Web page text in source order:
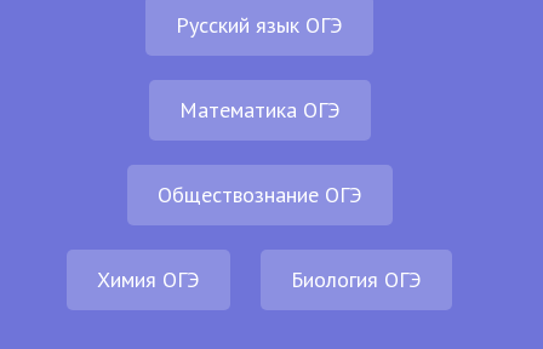
Русский язык ОГЭ
Математика ОГЭ
Обществознание ОГЭ
Химия ОГЭ Биология ОГЭ